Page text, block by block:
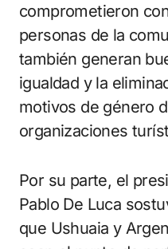
comprometieron
personas de la
también generan
igualdad y la
motivos de género
organizaciones
Por su parte, el
Pablo De Luca
que Ushuaia y